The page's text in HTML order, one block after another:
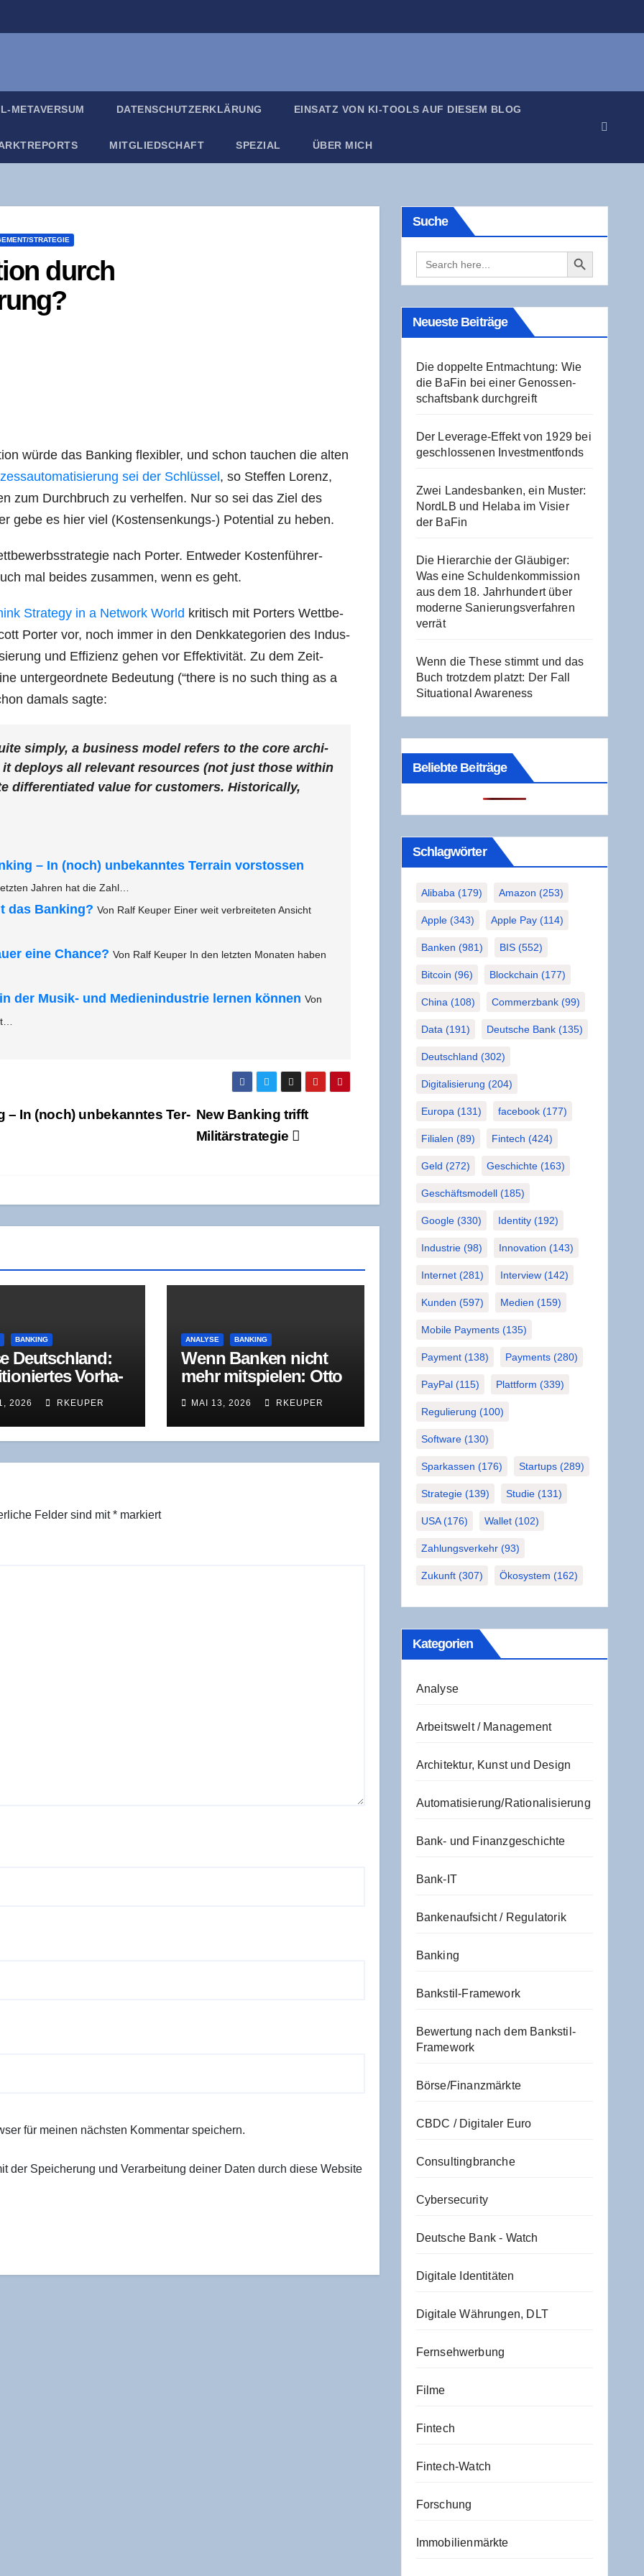
META­VER­SUM DATEN­SCHUTZ­ER­KLÄ­RUNG EIN­SATZ VON KI-TOOLS AUF DIE­SEM BLOG
MIT­GLIED­SCHAFT SPE­ZI­AL ÜBER MICH
STRATEGIE
durch
wür­de das Ban­king fle­xi­bler, und schon tau­chen die alten
sei der Schlüs­sel , so Stef­fen Lorenz,
zum Durch­bruch zu ver­hel­fen. Nur so sei das Ziel des
gebe es hier viel (Kos­ten­sen­kungs-) Poten­ti­al zu heben.
nach Por­ter. Ent­we­der Kos­ten­füh­rer­
mal bei­des zusam­men, wenn es geht.
Stra­tegy in a Net­work World kri­tisch mit Por­ters Wett­be­
Por­ter vor, noch immer in den Denk­ka­te­go­rien des Indus­
und Effi­zi­enz gehen vor Effek­ti­vi­tät. Zu dem Zeit­
unter­ge­ord­ne­te Bedeu­tung (“the­re is no such thing as a
damals sagte:
sim­ply, a busi­ness model refers to the core archi­
deploys all rele­vant resour­ces (not just tho­se within
dif­fe­ren­tia­ted value for cus­to­mers. His­to­ri­cal­ly,
– In (noch) unbe­kann­tes Ter­rain vor­stos­sen
Jah­ren hat die Zahl…
das Ban­king? Von Ralf Keu­per Einer weit ver­brei­te­ten Ansicht
eine Chan­ce? Von Ralf Keu­per In den letz­ten Mona­ten haben
der Musik- und Medi­en­in­dus­trie ler­nen kön­nen Von
New Ban­king trifft
Militärstrategie
In (noch) unbe­kann­tes Ter­
BANKING
Deutsch­land:
Vor­ha­
2026 RKEUPER
ANALYSE BANKING
Wenn Ban­ken nicht
mehr mit­spie­len: Otto
brik in der
Restrukturierung
MAI 13, 2026 RKEUPER
Felder sind mit* markiert
für meinen nächsten Kommentar speichern.
der Speicherung und Verarbeitung deiner Daten durch diese Website
Suche
Search
for:
Search Button
Neu­es­te Beiträge
Die dop­pel­te Ent­mach­tung: Wie
die BaFin bei einer Genos­sen­
schafts­bank durchgreift
Der Levera­ge-Effekt von 1929 bei
geschlos­se­nen Investmentfonds
Zwei Lan­des­ban­ken, ein Mus­ter:
NordLB und Hela­ba im Visier
der BaFin
Die Hier­ar­chie der Gläu­bi­ger:
Was eine Schul­den­kom­mis­si­on
aus dem 18. Jahr­hun­dert über
moder­ne Sanie­rungs­ver­fah­ren
verrät
Wenn die The­se stimmt und das
Buch trotz­dem platzt: Der Fall
Situa­tio­nal Awareness
Beliebte Beiträge
Schlag­wör­ter
Alibaba (179) Amazon (253)
Apple(343) Apple Pay(114)
Banken (981) BIS(552)
Bitcoin (96) Blockchain (177)
China (108) Commerzbank(99)
Data (191) Deutsche Bank(135)
Deutschland (302)
Digitalisierung (204)
Europa (131) facebook(177)
Filialen (89) Fintech (424)
Geld (272) Geschichte(163)
Geschäftsmodell(185)
Google(330) Identity(192)
Industrie(98) Innovation (143)
Internet(281) Interview(142)
Kunden (597) Medien (159)
Mobile Payments(135)
Payment(138) Payments(280)
PayPal(115) Plattform (339)
Regulierung (100)
Software(130)
Sparkassen (176) Startups(289)
Strategie(139) Studie(131)
USA(176) Wallet(102)
Zahlungsverkehr(93)
Zukunft(307) Ökosystem (162)
Kate­go­rien
Analyse
Arbeitswelt / Management
Architektur, Kunst und Design
Automatisierung/Rationalisierung
Bank- und Finanzgeschichte
Bank-IT
Bankenaufsicht / Regulatorik
Banking
Bankstil-Framework
Bewertung nach dem Bankstil-
Framework
Börse/Finanzmärkte
CBDC / Digitaler Euro
Consultingbranche
Cybersecurity
Deutsche Bank - Watch
Digitale Identitäten
Digitale Währungen, DLT
Fernsehwerbung
Filme
Fintech
Fintech-Watch
Forschung
Immobilienmärkte